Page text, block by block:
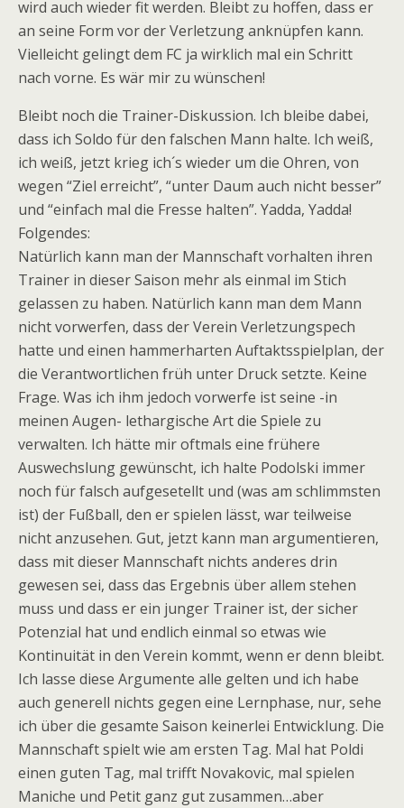
wird auch wieder fit werden. Bleibt zu hoffen, dass er
an seine Form vor der Verletzung anknüpfen kann.
Vielleicht gelingt dem FC ja wirklich mal ein Schritt
nach vorne. Es wär mir zu wünschen!
Bleibt noch die Trainer-Diskussion. Ich bleibe dabei,
dass ich Soldo für den falschen Mann halte. Ich weiß,
ich weiß, jetzt krieg ich´s wieder um die Ohren, von
wegen “Ziel erreicht”, “unter Daum auch nicht besser”
und “einfach mal die Fresse halten”. Yadda, Yadda!
Folgendes:
Natürlich kann man der Mannschaft vorhalten ihren
Trainer in dieser Saison mehr als einmal im Stich
gelassen zu haben. Natürlich kann man dem Mann
nicht vorwerfen, dass der Verein Verletzungspech
hatte und einen hammerharten Auftaktsspielplan, der
die Verantwortlichen früh unter Druck setzte. Keine
Frage. Was ich ihm jedoch vorwerfe ist seine -in
meinen Augen- lethargische Art die Spiele zu
verwalten. Ich hätte mir oftmals eine frühere
Auswechslung gewünscht, ich halte Podolski immer
noch für falsch aufgesetellt und (was am schlimmsten
ist) der Fußball, den er spielen lässt, war teilweise
nicht anzusehen. Gut, jetzt kann man argumentieren,
dass mit dieser Mannschaft nichts anderes drin
gewesen sei, dass das Ergebnis über allem stehen
muss und dass er ein junger Trainer ist, der sicher
Potenzial hat und endlich einmal so etwas wie
Kontinuität in den Verein kommt, wenn er denn bleibt.
Ich lasse diese Argumente alle gelten und ich habe
auch generell nichts gegen eine Lernphase, nur, sehe
ich über die gesamte Saison keinerlei Entwicklung. Die
Mannschaft spielt wie am ersten Tag. Mal hat Poldi
einen guten Tag, mal trifft Novakovic, mal spielen
Maniche und Petit ganz gut zusammen…aber